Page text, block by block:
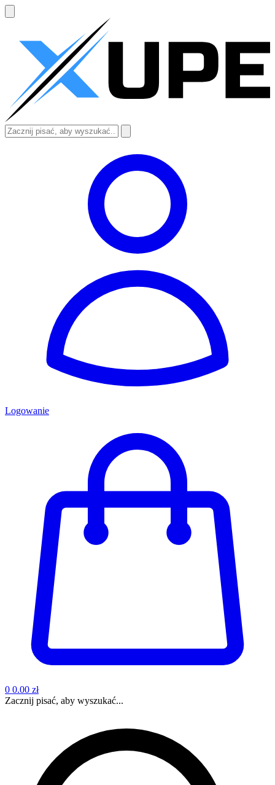
Logowanie
0 0.00 zł
Zacznij pisać, aby wyszukać...